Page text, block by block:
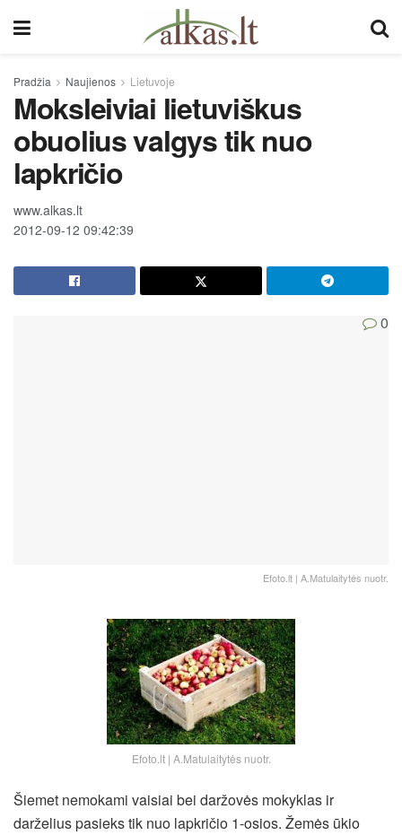
Pradžia Naujienos Lietuvoje
Moksleiviai lietuviškus
obuolius valgys tik nuo
lapkričio
www.alkas.lt
2012-09-12 09:42:39
0
Efoto.lt | A.Matulaitytės nuotr.
Efoto.lt | A.Matulaitytės nuotr.
Šiemet nemokami vaisiai bei daržovės mokyklas ir
darželius pasieks tik nuo lapkričio 1-osios. Žemės ūkio